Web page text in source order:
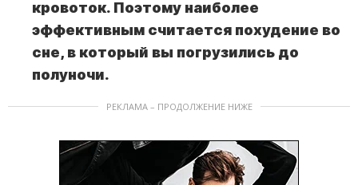
кровоток. Поэтому наиболее
эффективным считается похудение во
сне, в который вы погрузились до
полуночи.
РЕКЛАМА – ПРОДОЛЖЕНИЕ НИЖЕ